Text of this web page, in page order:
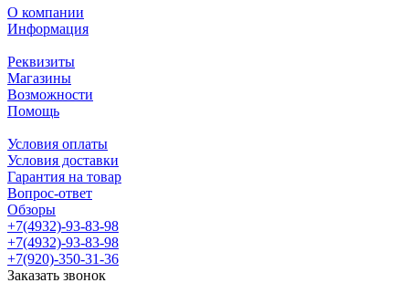
О компании
Информация
Реквизиты
Магазины
Возможности
Помощь
Условия оплаты
Условия доставки
Гарантия на товар
Вопрос-ответ
Обзоры
+7(4932)-93-83-98
+7(4932)-93-83-98
+7(920)-350-31-36
Заказать звонок